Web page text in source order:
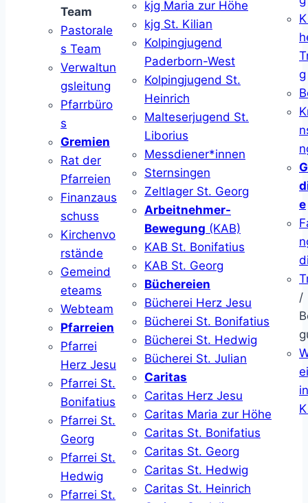
Team
Pastorale
s Team
Verwaltun
gsleitung
Pfarrbüro
s
Gremien
Rat der
Pfarreien
Finanzaus
schuss
Kirchenvo
rstände
Gemeind
eteams
Webteam
Pfarreien
Pfarrei
Herz Jesu
Pfarrei St.
Bonifatius
Pfarrei St.
Georg
Pfarrei St.
Hedwig
Pfarrei St.
kjg Maria zur Höhe
kjg St. Kilian
Kolpingjugend
Paderborn-West
Kolpingjugend St.
Heinrich
Malteserjugend St.
Liborius
Messdiener*innen
Sternsingen
Zeltlager St. Georg
Arbeitnehmer-
Bewegung (KAB)
KAB St. Bonifatius
KAB St. Georg
Büchereien
Bücherei Herz Jesu
Bücherei St. Bonifatius
Bücherei St. Hedwig
Bücherei St. Julian
Caritas
Caritas Herz Jesu
Caritas Maria zur Höhe
Caritas St. Bonifatius
Caritas St. Georg
Caritas St. Hedwig
Caritas St. Heinrich
g
e
/